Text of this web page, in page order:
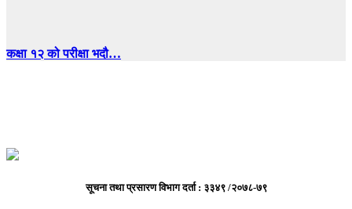
कक्षा १२ को परीक्षा भदौ…
सूचना तथा प्रसारण विभाग दर्ता : ३३४९ /२०७८-७९